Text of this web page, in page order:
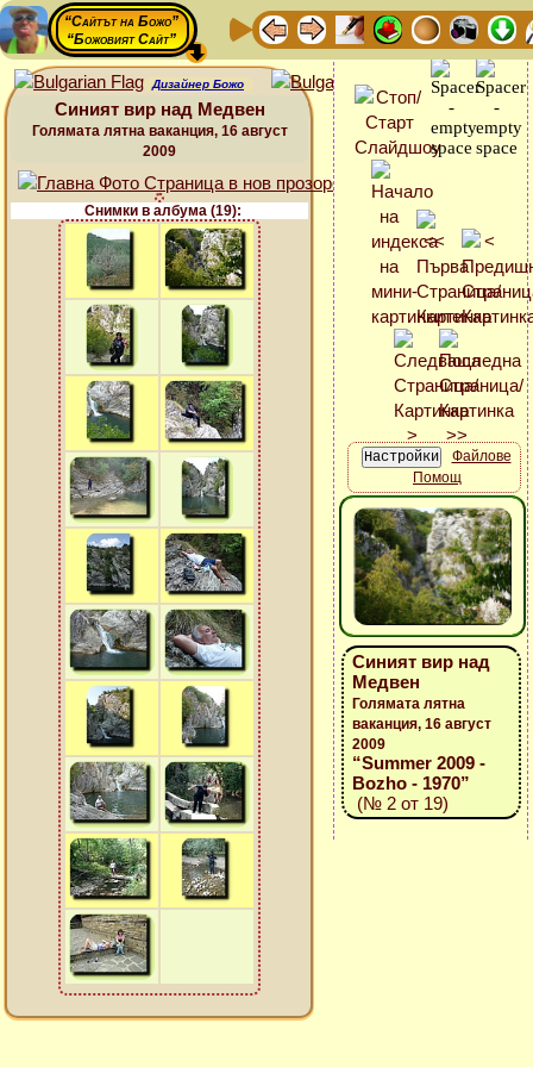
“Сайтът на Божо”
“Божовият Сайт”
Дизайнер Божо
Синият вир над Медвен
Голямата лятна ваканция, 16 август
2009
Снимки в албума (19):
Файлове
Помощ
Синият вир над
Медвен
Голямата лятна
ваканция, 16 август
2009
“Summer 2009 -
Bozho - 1970”
(№ 2 от 19)